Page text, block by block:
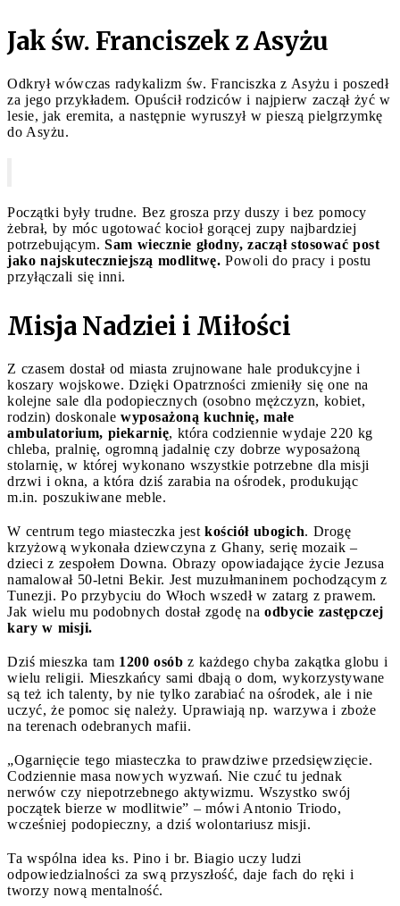
Jak św. Franciszek z Asyżu
Odkrył wówczas radykalizm św. Franciszka z Asyżu i poszedł
za jego przykładem. Opuścił rodziców i najpierw zaczął żyć w
lesie, jak eremita, a następnie wyruszył w pieszą pielgrzymkę
do Asyżu.
Początki były trudne. Bez grosza przy duszy i bez pomocy
żebrał, by móc ugotować kocioł gorącej zupy najbardziej
potrzebującym. Sam wiecznie głodny, zaczął stosować post
jako najskuteczniejszą modlitwę. Powoli do pracy i postu
przyłączali się inni.
Misja Nadziei i Miłości
Z czasem dostał od miasta zrujnowane hale produkcyjne i
koszary wojskowe. Dzięki Opatrzności zmieniły się one na
kolejne sale dla podopiecznych (osobno mężczyzn, kobiet,
rodzin) doskonale wyposażoną kuchnię, małe
ambulatorium, piekarnię, która codziennie wydaje 220 kg
chleba, pralnię, ogromną jadalnię czy dobrze wyposażoną
stolarnię, w której wykonano wszystkie potrzebne dla misji
drzwi i okna, a która dziś zarabia na ośrodek, produkując
m.in. poszukiwane meble.
W centrum tego miasteczka jest kościół ubogich. Drogę
krzyżową wykonała dziewczyna z Ghany, serię mozaik –
dzieci z zespołem Downa. Obrazy opowiadające życie Jezusa
namalował 50-letni Bekir. Jest muzułmaninem pochodzącym z
Tunezji. Po przybyciu do Włoch wszedł w zatarg z prawem.
Jak wielu mu podobnych dostał zgodę na odbycie zastępczej
kary w misji.
Dziś mieszka tam 1200 osób z każdego chyba zakątka globu i
wielu religii. Mieszkańcy sami dbają o dom, wykorzystywane
są też ich talenty, by nie tylko zarabiać na ośrodek, ale i nie
uczyć, że pomoc się należy. Uprawiają np. warzywa i zboże
na terenach odebranych mafii.
„Ogarnięcie tego miasteczka to prawdziwe przedsięwzięcie.
Codziennie masa nowych wyzwań. Nie czuć tu jednak
nerwów czy niepotrzebnego aktywizmu. Wszystko swój
początek bierze w modlitwie” – mówi Antonio Triodo,
wcześniej podopieczny, a dziś wolontariusz misji.
Ta wspólna idea ks. Pino i br. Biagio uczy ludzi
odpowiedzialności za swą przyszłość, daje fach do ręki i
tworzy nową mentalność.